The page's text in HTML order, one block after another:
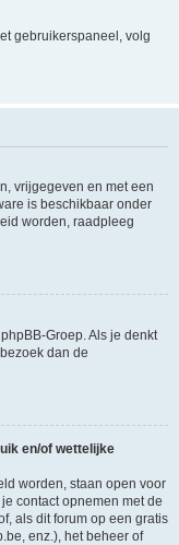
gebruikerspaneel, volg
vrijgegeven en met een
is beschikbaar onder
worden, raadpleeg
Groep. Als je denkt
dan de
en/of wettelijke
worden, staan open voor
contact opnemen met de
als dit forum op een gratis
enz.), het beheer of